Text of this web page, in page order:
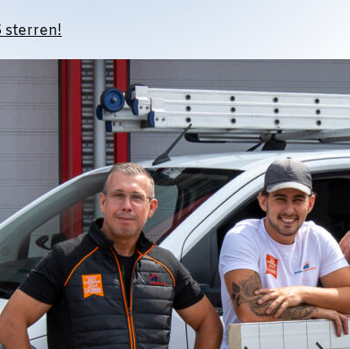
sterren!